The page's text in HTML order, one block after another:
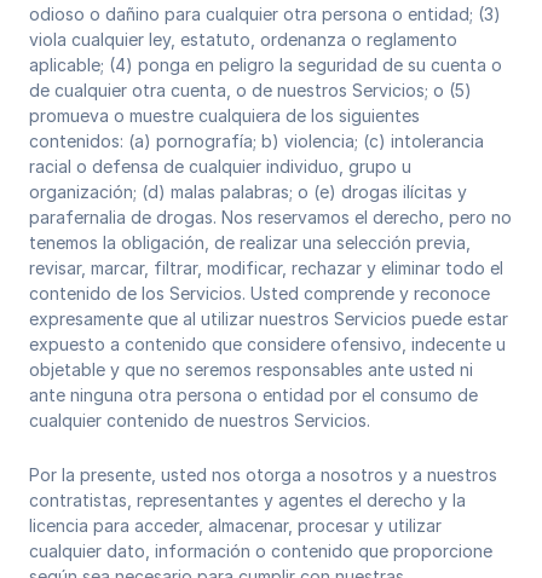
odioso o dañino para cualquier otra persona o entidad; (3)
viola cualquier ley, estatuto, ordenanza o reglamento
aplicable; (4) ponga en peligro la seguridad de su cuenta o
de cualquier otra cuenta, o de nuestros Servicios; o (5)
promueva o muestre cualquiera de los siguientes
contenidos: (a) pornografía; b) violencia; (c) intolerancia
racial o defensa de cualquier individuo, grupo u
organización; (d) malas palabras; o (e) drogas ilícitas y
parafernalia de drogas. Nos reservamos el derecho, pero no
tenemos la obligación, de realizar una selección previa,
revisar, marcar, filtrar, modificar, rechazar y eliminar todo el
contenido de los Servicios. Usted comprende y reconoce
expresamente que al utilizar nuestros Servicios puede estar
expuesto a contenido que considere ofensivo, indecente u
objetable y que no seremos responsables ante usted ni
ante ninguna otra persona o entidad por el consumo de
cualquier contenido de nuestros Servicios.
Por la presente, usted nos otorga a nosotros y a nuestros
contratistas, representantes y agentes el derecho y la
licencia para acceder, almacenar, procesar y utilizar
cualquier dato, información o contenido que proporcione